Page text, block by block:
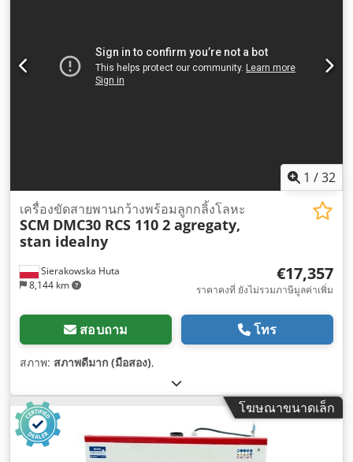
1 /32
Sierakowska Huta
8,144 km
เครื่องขัดสายพานกว้างพร้อมลูกกลิ้งโลหะ
SCM DMC30 RCS 110 2 agregaty,
stan idealny
€17,357
ราคาคงที่ ยังไม่รวมภาษีมูลค่าเพิ่ม
สอบถาม โทร
สภาพ: สภาพดีมาก (มือสอง),
โฆษณาขนาดเล็ก